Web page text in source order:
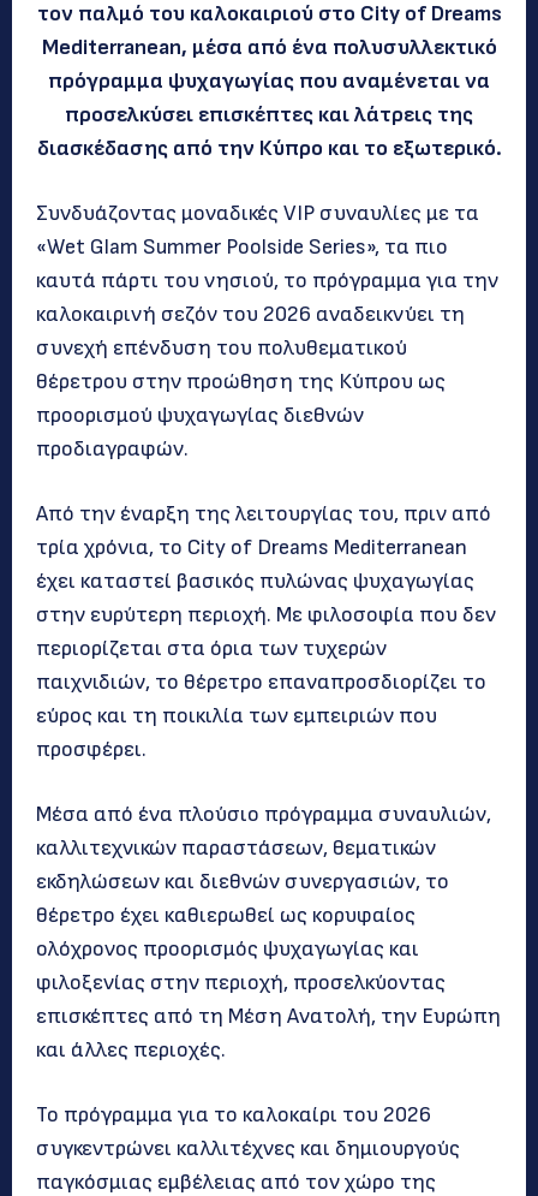
τον παλμό του καλοκαιριού στο City of Dreams
Mediterranean, μέσα από ένα πολυσυλλεκτικό
πρόγραμμα ψυχαγωγίας που αναμένεται να
προσελκύσει επισκέπτες και λάτρεις της
διασκέδασης από την Κύπρο και το εξωτερικό.
Συνδυάζοντας μοναδικές VIP συναυλίες με τα
«Wet Glam Summer Poolside Series», τα πιο
καυτά πάρτι του νησιού, το πρόγραμμα για την
καλοκαιρινή σεζόν του 2026 αναδεικνύει τη
συνεχή επένδυση του πολυθεματικού
θέρετρου στην προώθηση της Κύπρου ως
προορισμού ψυχαγωγίας διεθνών
προδιαγραφών.
Από την έναρξη της λειτουργίας του, πριν από
τρία χρόνια, το City of Dreams Mediterranean
έχει καταστεί βασικός πυλώνας ψυχαγωγίας
στην ευρύτερη περιοχή. Με φιλοσοφία που δεν
περιορίζεται στα όρια των τυχερών
παιχνιδιών, το θέρετρο επαναπροσδιορίζει το
εύρος και τη ποικιλία των εμπειριών που
προσφέρει.
Μέσα από ένα πλούσιο πρόγραμμα συναυλιών,
καλλιτεχνικών παραστάσεων, θεματικών
εκδηλώσεων και διεθνών συνεργασιών, το
θέρετρο έχει καθιερωθεί ως κορυφαίος
ολόχρονος προορισμός ψυχαγωγίας και
φιλοξενίας στην περιοχή, προσελκύοντας
επισκέπτες από τη Μέση Ανατολή, την Ευρώπη
και άλλες περιοχές.
Το πρόγραμμα για το καλοκαίρι του 2026
συγκεντρώνει καλλιτέχνες και δημιουργούς
παγκόσμιας εμβέλειας από τον χώρο της